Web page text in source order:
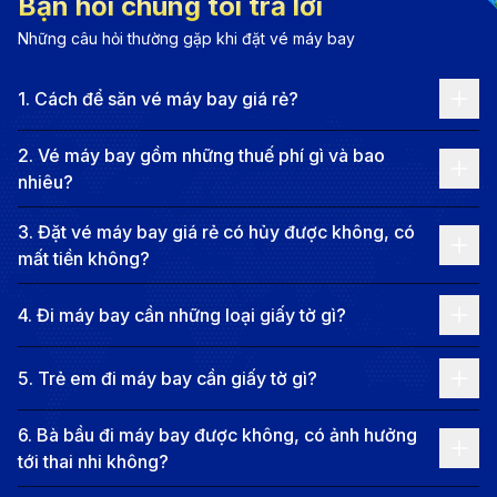
Thanh Hóa đến Đà Nẵng có khoảng cách khoảng
631km. Thời gian bay từ Thanh Hóa đến Đà Nẵng
kéo dài từ 5 tiếng 30 phút đến hơn 8 tiếng 30 phút,
với các phương tiện di chuyển khác.
Các hãng hàng không khai thác
: Các hãng hàng
không như Vietnam Airlines và Vietjet Air đều khai
thác chặng bay từ Thanh Hóa đi Đà Nẵng với điểm
dừng tại TpHCM. Các hãng này cung cấp các
khung giờ bay linh hoạt trong ngày, giúp du khách
dễ dàng sắp xếp lịch trình.
Giá vé máy bay từ Thanh Hóa đi Đà
Những câu hỏi thường gặp khi đặt vé máy bay
1. Cách để săn vé máy bay giá rẻ?
2. Vé máy bay gồm những thuế phí gì và bao
nhiêu?
3. Đặt vé máy bay giá rẻ có hủy được không, có
mất tiền không?
4. Đi máy bay cần những loại giấy tờ gì?
5. Trẻ em đi máy bay cần giấy tờ gì?
6. Bà bầu đi máy bay được không, có ảnh hưởng
tới thai nhi không?